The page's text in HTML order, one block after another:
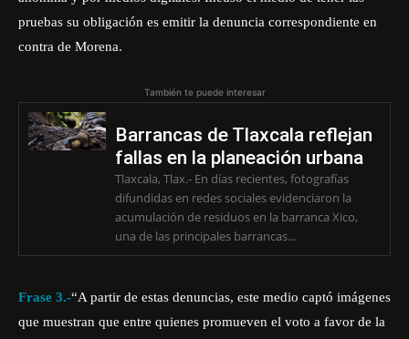
pruebas su obligación es emitir la denuncia correspondiente en
contra de Morena.
También te puede interesar
Barrancas de Tlaxcala reflejan
fallas en la planeación urbana
Tlaxcala, Tlax.- En días recientes, fotografías
difundidas en redes sociales evidenciaron la
acumulación de residuos en la barranca Xico,
una de las principales barrancas...
Frase 3.-“A partir de estas denuncias, este medio captó imágenes
que muestran que entre quienes promueven el voto a favor de la